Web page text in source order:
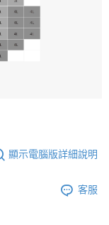
顯示電腦版詳細說明
客服